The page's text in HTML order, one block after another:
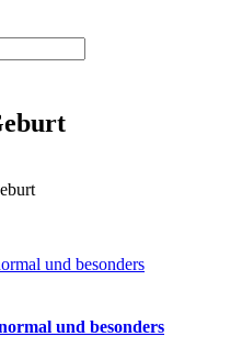
und besonders
und besonders